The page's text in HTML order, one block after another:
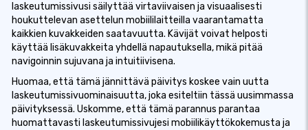
laskeutumissivusi säilyttää virtaviivaisen ja visuaalisesti
houkuttelevan asettelun mobiililaitteilla vaarantamatta
kaikkien kuvakkeiden saatavuutta. Kävijät voivat helposti
käyttää lisäkuvakkeita yhdellä napautuksella, mikä pitää
navigoinnin sujuvana ja intuitiivisena.
Huomaa, että tämä jännittävä päivitys koskee vain uutta
laskeutumissivuominaisuutta, joka esiteltiin tässä uusimmassa
päivityksessä. Uskomme, että tämä parannus parantaa
huomattavasti laskeutumissivujesi mobiilikäyttökokemusta ja